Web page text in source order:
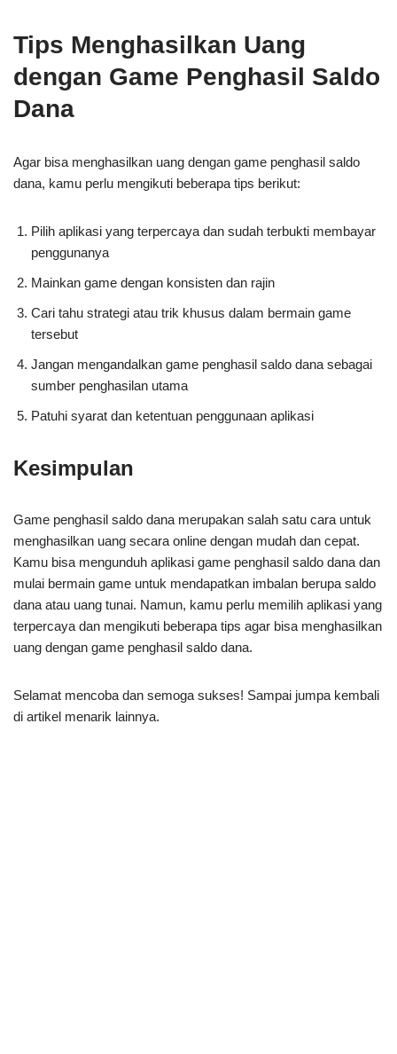
Tips Menghasilkan Uang
dengan Game Penghasil Saldo
Dana
Agar bisa menghasilkan uang dengan game penghasil saldo
dana, kamu perlu mengikuti beberapa tips berikut:
Pilih aplikasi yang terpercaya dan sudah terbukti membayar
penggunanya
Mainkan game dengan konsisten dan rajin
Cari tahu strategi atau trik khusus dalam bermain game
tersebut
Jangan mengandalkan game penghasil saldo dana sebagai
sumber penghasilan utama
Patuhi syarat dan ketentuan penggunaan aplikasi
Kesimpulan
Game penghasil saldo dana merupakan salah satu cara untuk
menghasilkan uang secara online dengan mudah dan cepat.
Kamu bisa mengunduh aplikasi game penghasil saldo dana dan
mulai bermain game untuk mendapatkan imbalan berupa saldo
dana atau uang tunai. Namun, kamu perlu memilih aplikasi yang
terpercaya dan mengikuti beberapa tips agar bisa menghasilkan
uang dengan game penghasil saldo dana.
Selamat mencoba dan semoga sukses! Sampai jumpa kembali
di artikel menarik lainnya.